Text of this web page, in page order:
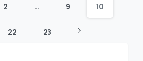
2 … 9 10
22 23